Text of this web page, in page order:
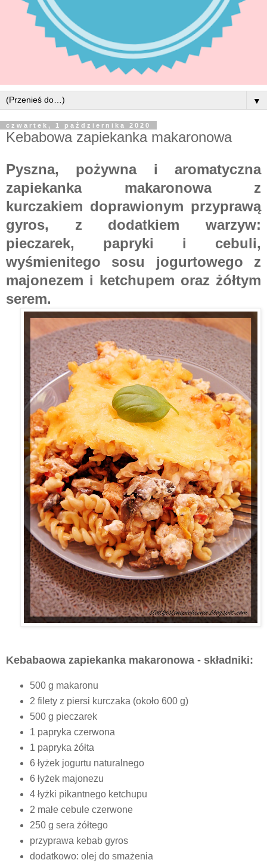
▼
czwartek, 1 października 2020
Kebabowa zapiekanka makaronowa
Pyszna, pożywna i aromatyczna
zapiekanka makaronowa z
kurczakiem doprawionym przyprawą
gyros, z dodatkiem warzyw:
pieczarek, papryki i cebuli,
wyśmienitego sosu jogurtowego z
majonezem i ketchupem oraz żółtym
serem.
Kebabaowa zapiekanka makaronowa - składniki:
500 g makaronu
2 filety z piersi kurczaka (około 600 g)
500 g pieczarek
1 papryka czerwona
1 papryka żółta
6 łyżek jogurtu naturalnego
6 łyżek majonezu
4 łyżki pikantnego ketchupu
2 małe cebule czerwone
250 g sera żółtego
przyprawa kebab gyros
dodatkowo: olej do smażenia